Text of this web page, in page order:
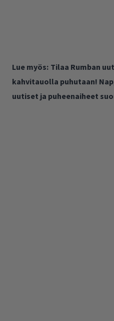
Lue myös: Tilaa Rumban
kahvitauolla puhutaan!
uutiset ja puheenaiheet